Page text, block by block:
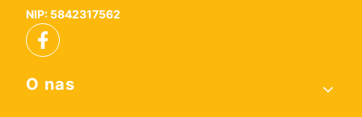
NIP: 5842317562
Linki w stopce
O nas